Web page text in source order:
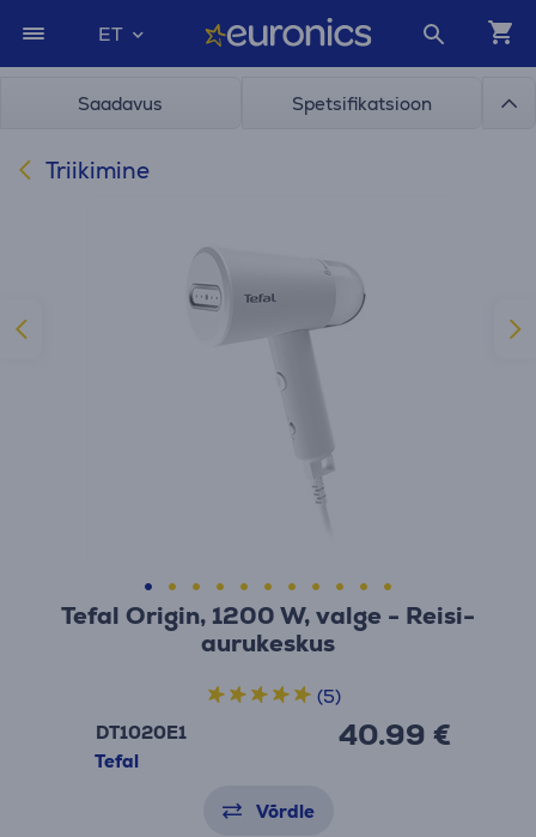
ET
Saadavus Spetsifikatsioon
Triikimine
Tefal Origin, 1200 W, valge - Reisi-
aurukeskus
DT1020E1
Tefal
40.99 €
(5)
Võrdle